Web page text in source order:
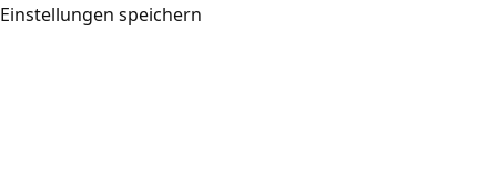
Einstellungen speichern